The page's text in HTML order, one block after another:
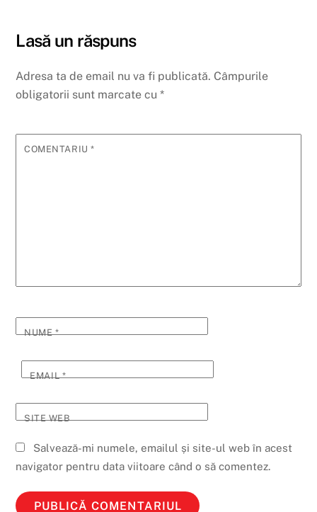
Lasă un răspuns
Adresa ta de email nu va fi publicată. Câmpurile
obligatorii sunt marcate cu*
COMENTARIU*
NUME*
EMAIL*
SITE WEB
Salvează-mi numele, emailul și site-ul web în acest
navigator pentru data viitoare când o să comentez.